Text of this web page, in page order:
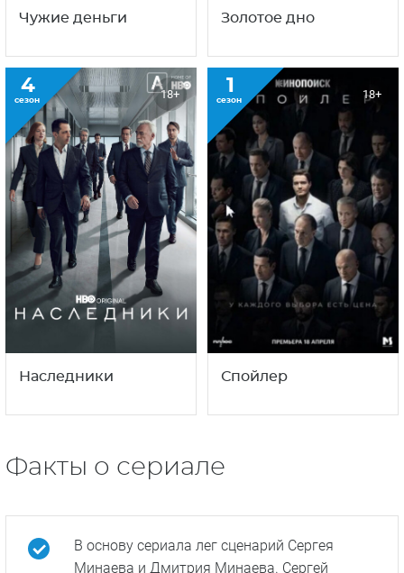
Чужие деньги Золотое дно
4
сезон 18+
Наследники
1
сезон 18+
Спойлер
Факты о сериале
В основу сериала лег сценарий Сергея
Минаева и Дмитрия Минаева. Сергей